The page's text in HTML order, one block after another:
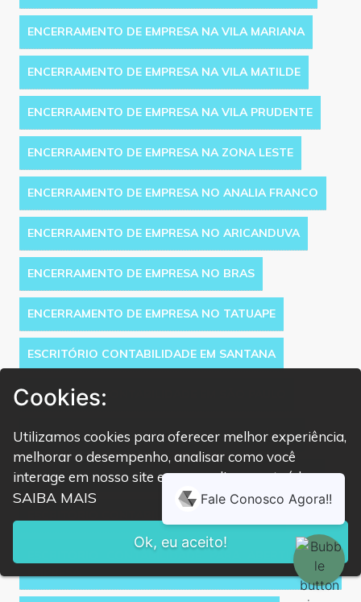
ENCERRAMENTO DE EMPRESA NA VILA MARIANA
ENCERRAMENTO DE EMPRESA NA VILA MATILDE
ENCERRAMENTO DE EMPRESA NA VILA PRUDENTE
ENCERRAMENTO DE EMPRESA NA ZONA LESTE
ENCERRAMENTO DE EMPRESA NO ANALIA FRANCO
ENCERRAMENTO DE EMPRESA NO ARICANDUVA
ENCERRAMENTO DE EMPRESA NO BRAS
ENCERRAMENTO DE EMPRESA NO TATUAPE
ESCRITÓRIO CONTABILIDADE EM SANTANA
ESCRITÓRIO CONTABILIDADE EM SÃO PAULO
ESCRITÓRIO CONTABILIDADE NA VILA OLÍMPIA
ESCRITÓRIO CONTABILIDADE NO ANÁLIA FRANCO
ESCRITÓRIO CONTABILIDADE PARA ABERTURA DE
Cookies:
Utilizamos cookies para oferecer melhor experiência,
melhorar o desempenho, analisar como você
interage em nosso site e personalizar conteúdo.
SAIBA MAIS
Ok, eu aceito!